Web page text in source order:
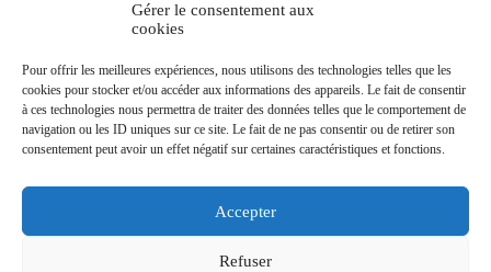
Gérer le consentement aux
cookies
Pour offrir les meilleures expériences, nous utilisons des technologies telles que les
cookies pour stocker et/ou accéder aux informations des appareils. Le fait de consentir
à ces technologies nous permettra de traiter des données telles que le comportement de
navigation ou les ID uniques sur ce site. Le fait de ne pas consentir ou de retirer son
consentement peut avoir un effet négatif sur certaines caractéristiques et fonctions.
Accepter
Refuser
Vous êtes un professionnel ?
GAMME RHF